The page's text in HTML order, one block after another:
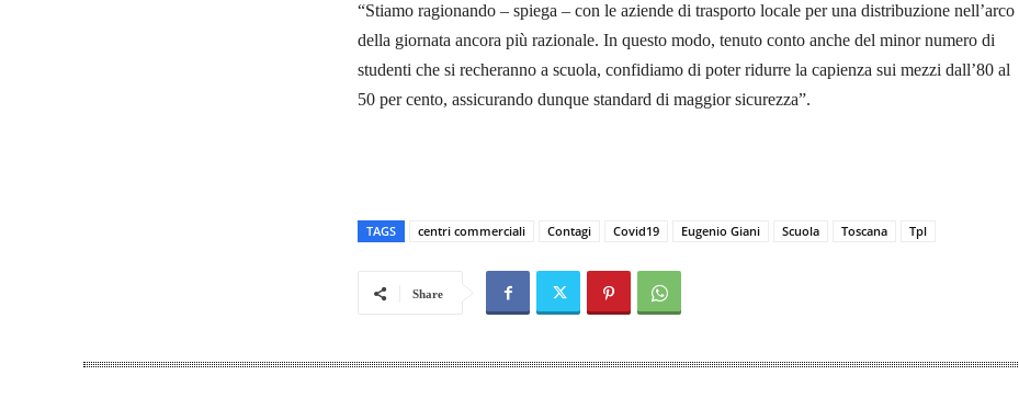
“Stiamo ragionando – spiega – con le aziende di trasporto locale per una distribuzione nell’arco
della giornata ancora più razionale. In questo modo, tenuto conto anche del minor numero di
studenti che si recheranno a scuola, confidiamo di poter ridurre la capienza sui mezzi dall’80 al
50 per cento, assicurando dunque standard di maggior sicurezza”.
TAGS centri commerciali Contagi Covid19 Eugenio Giani Scuola Toscana Tpl
Share